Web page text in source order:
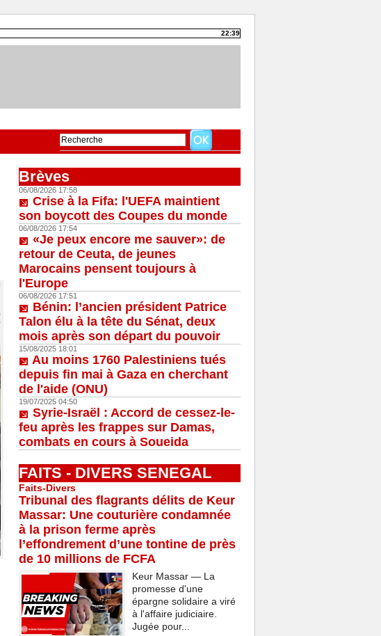
22:39
Brèves
06/08/2026 17:58
Crise à la Fifa: l'UEFA maintient
son boycott des Coupes du monde
06/08/2026 17:54
«Je peux encore me sauver»: de
retour de Ceuta, de jeunes
Marocains pensent toujours à
l'Europe
06/08/2026 17:51
Bénin: l’ancien président Patrice
Talon élu à la tête du Sénat, deux
mois après son départ du pouvoir
15/08/2025 18:01
Au moins 1760 Palestiniens tués
depuis fin mai à Gaza en cherchant
de l'aide (ONU)
19/07/2025 04:50
Syrie-Israël : Accord de cessez-le-
feu après les frappes sur Damas,
combats en cours à Soueida
FAITS - DIVERS SENEGAL
Faits-Divers
Tribunal des flagrants délits de Keur
Massar: Une couturière condamnée
à la prison ferme après
l’effondrement d’une tontine de près
de 10 millions de FCFA
Keur Massar — La
promesse d'une
épargne solidaire a viré
à l'affaire judiciaire.
Jugée pour...